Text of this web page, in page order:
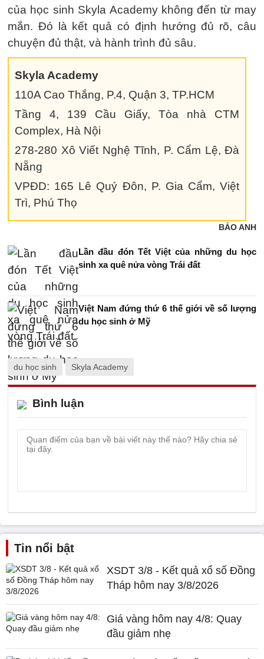
của học sinh Skyla Academy không đến từ may
mắn. Đó là kết quả có định hướng đủ rõ, câu
chuyện đủ thật, và hành trình đủ sâu.
Skyla Academy
110A Cao Thắng, P.4, Quận 3, TP.HCM
Tầng 4, 139 Cầu Giấy, Tòa nhà CTM
Complex, Hà Nội
278-280 Xô Viết Nghệ Tĩnh, P. Cẩm Lệ, Đà
Nẵng
VPĐD: 165 Lê Quý Đôn, P. Gia Cẩm, Việt
Trì, Phú Thọ
BẢO ANH
Lần đầu đón Tết Việt của những du học
sinh xa quê nửa vòng Trái đất
Việt Nam đứng thứ 6 thế giới về số lượng
du học sinh ở Mỹ
du học sinh Skyla Academy
Bình luận
Tin nổi bật
XSDT 3/8 - Kết quả xổ số Đồng
Tháp hôm nay 3/8/2026
Giá vàng hôm nay 4/8: Quay
đầu giảm nhẹ